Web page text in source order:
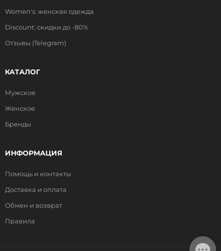
Women's: женская одежда
Discount: скидки до -80%
Отзывы (Telegram)
КАТАЛОГ
Мужское
Женское
Бренды
ИНФОРМАЦИЯ
Помощь и контакты
Доставка и оплата
Обмен и возврат
Правила